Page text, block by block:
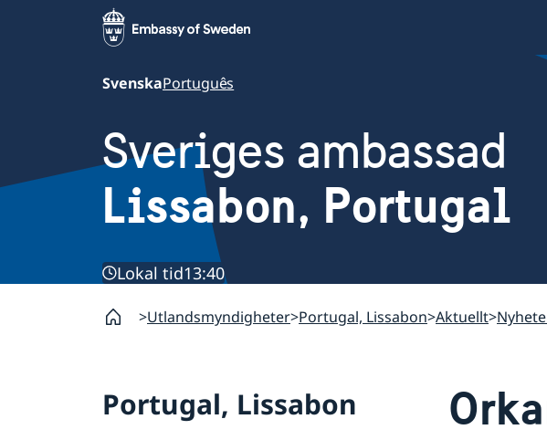
SvenskaPortuguês
Sveriges ambassad
Lissabon, Portugal
Lokal tid13:40
Utlandsmyndigheter Portugal, Lissabon Aktuellt
Portugal, Lissabon